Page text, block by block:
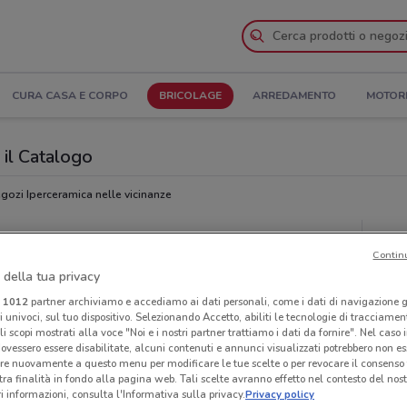
CURA CASA E CORPO BRICOLAGE ARREDAMENTO MOTORI
Catalogo
Iperceramica nelle vicinanze
della tua privacy
1012partner archiviamo e accediamo ai dati personali, come i dati di navigazione
sul tuo dispositivo. Selezionando Accetto, abiliti le tecnologie di
scopi mostrati alla voce "Noi e i nostri partner trattiamo i dati da fornire". Nel caso
essere disabilitate, alcuni contenuti e annunci visualizzati potrebbero non
nuovamente a questo menu per modificare le tue scelte o per revocare il
finalità in fondo alla pagina web. Tali scelte avranno effetto nel contesto del
informazioni, consulta l'Informativa sulla privacy.Privacy policy